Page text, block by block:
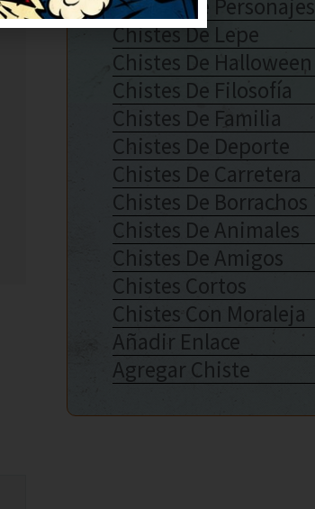
Chistes De Personajes
Chistes De Lepe
Chistes De Halloween
Chistes De Filosofía
Chistes De Familia
Chistes De Deporte
Chistes De Carretera
Chistes De Borrachos
Chistes De Animales
Chistes De Amigos
Chistes Cortos
Chistes Con Moraleja
Añadir Enlace
Agregar Chiste